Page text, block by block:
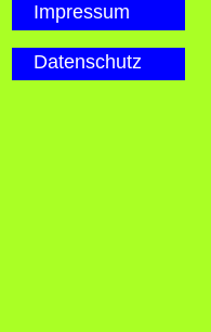
Impressum
Datenschutz